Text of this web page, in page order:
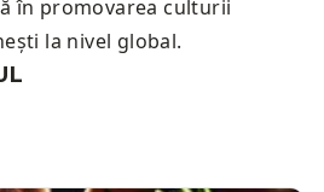
în promovarea culturii
la nivel global.